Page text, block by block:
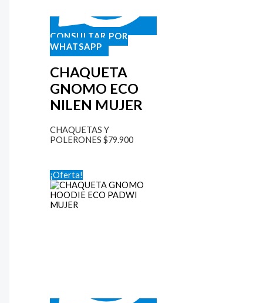
CONSULTAR POR
WHATSAPP
CHAQUETA
GNOMO ECO
NILEN MUJER
CHAQUETAS Y
POLERONES$79.900
¡Oferta!